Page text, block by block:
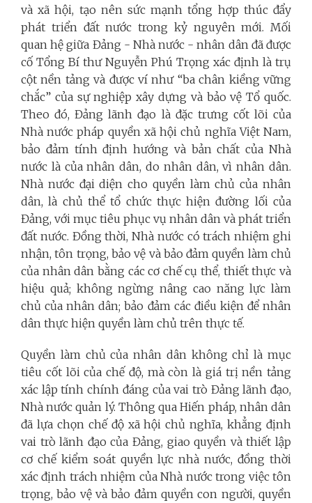
và xã hội, tạo nên sức mạnh tổng hợp thúc đẩy
phát triển đất nước trong kỷ nguyên mới. Mối
quan hệ giữa Đảng - Nhà nước - nhân dân đã được
cố Tổng Bí thư Nguyễn Phú Trọng xác định là trụ
cột nền tảng và được ví như “ba chân kiềng vững
chắc” của sự nghiệp xây dựng và bảo vệ Tổ quốc.
Theo đó, Đảng lãnh đạo là đặc trưng cốt lõi của
Nhà nước pháp quyền xã hội chủ nghĩa Việt Nam,
bảo đảm tính định hướng và bản chất của Nhà
nước là của nhân dân, do nhân dân, vì nhân dân.
Nhà nước đại diện cho quyền làm chủ của nhân
dân, là chủ thể tổ chức thực hiện đường lối của
Đảng, với mục tiêu phục vụ nhân dân và phát triển
đất nước. Đồng thời, Nhà nước có trách nhiệm ghi
nhận, tôn trọng, bảo vệ và bảo đảm quyền làm chủ
của nhân dân bằng các cơ chế cụ thể, thiết thực và
hiệu quả; không ngừng nâng cao năng lực làm
chủ của nhân dân; bảo đảm các điều kiện để nhân
dân thực hiện quyền làm chủ trên thực tế.
Quyền làm chủ của nhân dân không chỉ là mục
tiêu cốt lõi của chế độ, mà còn là giá trị nền tảng
xác lập tính chính đáng của vai trò Đảng lãnh đạo,
Nhà nước quản lý. Thông qua Hiến pháp, nhân dân
đã lựa chọn chế độ xã hội chủ nghĩa, khẳng định
vai trò lãnh đạo của Đảng, giao quyền và thiết lập
cơ chế kiểm soát quyền lực nhà nước, đồng thời
xác định trách nhiệm của Nhà nước trong việc tôn
trọng, bảo vệ và bảo đảm quyền con người, quyền